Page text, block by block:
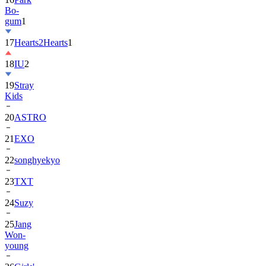
Bo-
gum1
17Hearts2Hearts1
18IU2
19Stray
Kids
20ASTRO
21EXO
22songhyekyo
23TXT
24Suzy
25Jang
Won-
young